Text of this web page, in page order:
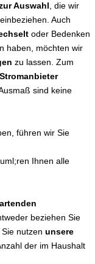
Auswahl , die wir
einbeziehen. Auch
oder Bedenken
haben, möchten wir
zu lassen. Zum
sind keine
führen wir Sie
Ihnen alle
beziehen Sie
nutzen unsere
der im Haushalt